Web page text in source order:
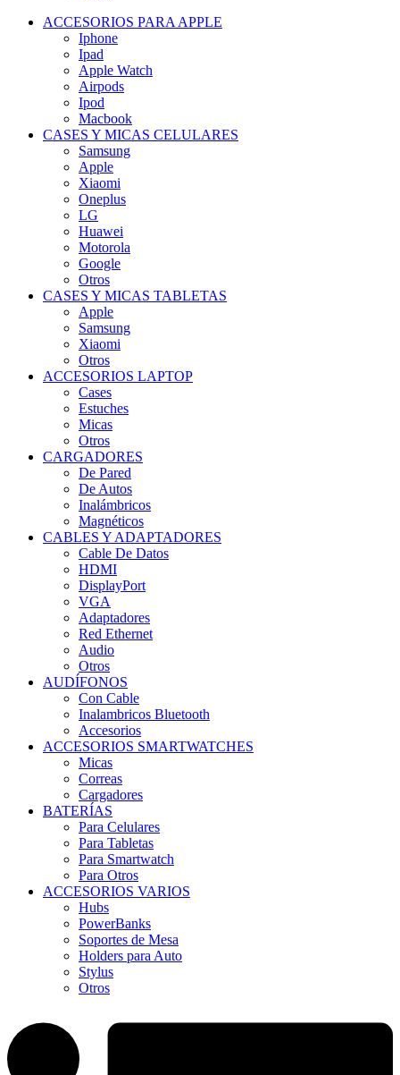
ACCESORIOS PARA APPLE
Iphone
Ipad
Apple Watch
Airpods
Ipod
Macbook
CASES Y MICAS CELULARES
Samsung
Apple
Xiaomi
Oneplus
LG
Huawei
Motorola
Google
Otros
CASES Y MICAS TABLETAS
Apple
Samsung
Xiaomi
Otros
ACCESORIOS LAPTOP
Cases
Estuches
Micas
Otros
CARGADORES
De Pared
De Autos
Inalámbricos
Magnéticos
CABLES Y ADAPTADORES
Cable De Datos
HDMI
DisplayPort
VGA
Adaptadores
Red Ethernet
Audio
Otros
AUDÍFONOS
Con Cable
Inalambricos Bluetooth
Accesorios
ACCESORIOS SMARTWATCHES
Micas
Correas
Cargadores
BATERÍAS
Para Celulares
Para Tabletas
Para Smartwatch
Para Otros
ACCESORIOS VARIOS
Hubs
PowerBanks
Soportes de Mesa
Holders para Auto
Stylus
Otros